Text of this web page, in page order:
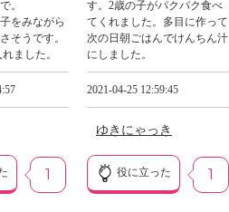
。
をみながら
そうです。
ました。
1
す。2歳の子がパクパク食べ
てくれました。多目に作って
次の日朝ごはんでけんちん汁
にしました。
2021-04-25 12:59:45
ゆきにゃっき
役に立った 1